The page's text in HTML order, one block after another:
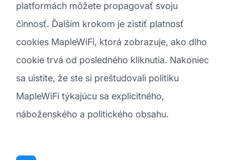
platformách môžete propagovať svoju
činnosť. Ďalším krokom je zistiť platnosť
cookies MapleWiFi, ktorá zobrazuje, ako dlho
cookie trvá od posledného kliknutia. Nakoniec
sa uistite, že ste si preštudovali politiku
MapleWiFi týkajúcu sa explicitného,
náboženského a politického obsahu.